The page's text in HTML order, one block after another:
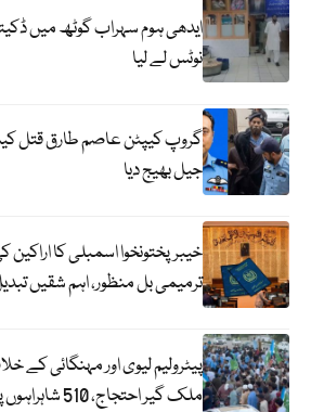
ایدھی ہوم سہراب گوٹھ میں
نوٹس لے لیا
گروپ کیپٹن عاصم طارق قتل
جیل بھیج دیا
خیبرپختونخوا اسمبلی کا
ترمیمی بل منظور، اہم شقیں
پیٹرولیم لیوی اور مہنگائی
ملک گیر احتجاج، 510 شاہراہوں پر دھرنوں کا اعلان